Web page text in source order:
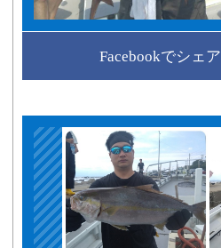
Facebookでシェア